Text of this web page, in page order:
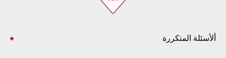
ألأسئلة المتكررة